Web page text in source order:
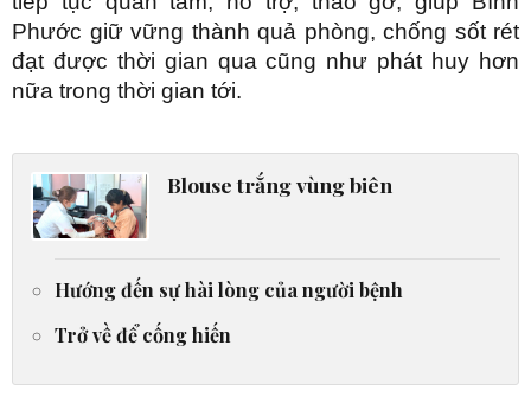
Phước giữ vững thành quả phòng, chống sốt rét
đạt được thời gian qua cũng như phát huy hơn
nữa trong thời gian tới.
Blouse trắng vùng biên
Hướng đến sự hài lòng của người bệnh
Trở về để cống hiến